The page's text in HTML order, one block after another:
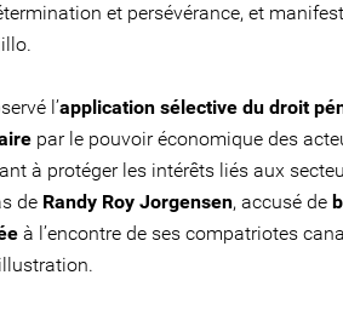
et persévérance, et
l’application sélective du droit
par le pouvoir économique des
à protéger les intérêts liés aux
de Randy Roy Jorgensen, accusé de
à l’encontre de ses compatriotes